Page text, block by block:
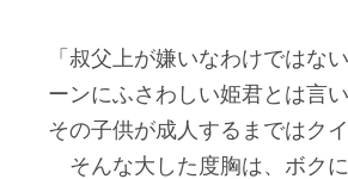
「叔父上が嫌いなわけでは
ーンにふさわしい姫君とは言
その子供が成人するまではク
そんな大した度胸は、ボク